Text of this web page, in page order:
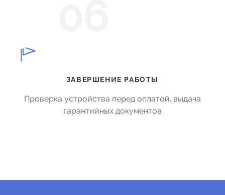
ЗАВЕРШЕНИЕ РАБОТЫ
Проверка устройства перед оплатой, выдача
гарантийных документов